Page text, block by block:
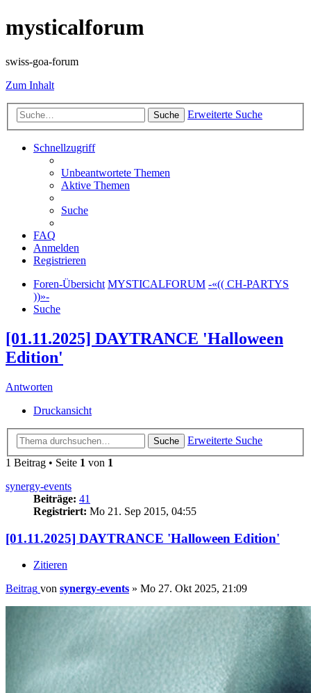
mysticalforum
swiss-goa-forum
Zum Inhalt
Suche Erweiterte Suche
Schnellzugriff
Unbeantwortete Themen
Aktive Themen
Suche
FAQ
Anmelden
Registrieren
Foren-Übersicht MYSTICALFORUM -«(( CH-PARTYS
))»-
Suche
[01.11.2025] DAYTRANCE 'Halloween
Edition'
Antworten
Druckansicht
Suche
Erweiterte Suche
1 Beitrag • Seite 1 von 1
synergy-events
Beiträge: 41
Registriert: Mo 21. Sep 2015, 04:55
[01.11.2025] DAYTRANCE 'Halloween Edition'
Zitieren
Beitrag von synergy-events » Mo 27. Okt 2025, 21:09